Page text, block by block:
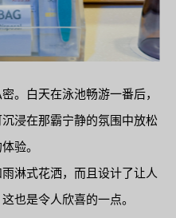
。白天在泳池畅游一番后，
浸在那霸宁静的氛围中放松
验。
淋式花洒，而且设计了让人
也是令人欣喜的一点。